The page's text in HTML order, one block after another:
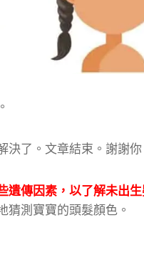
決了。 文章結束。 謝謝你
遺傳因素，以了解未出
猜測寶寶的頭髮顏色。